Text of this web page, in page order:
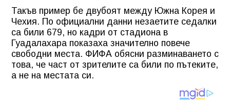
Такъв пример бе двубоят между Южна Корея и
Чехия. По официални данни незаетите седалки
са били 679, но кадри от стадиона в
Гуадалахара показаха значително повече
свободни места. ФИФА обясни разминаването с
това, че част от зрителите са били по пътеките,
а не на местата си.